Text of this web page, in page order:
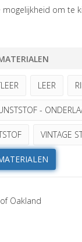
mogelijkheid om te
LEER
-
VINTAGE
Oakland